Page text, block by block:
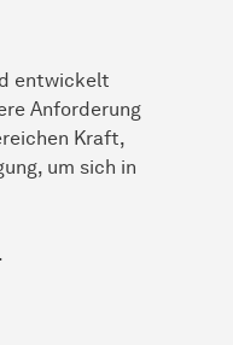
entwickelt
Anforderung
Kraft,
um sich in